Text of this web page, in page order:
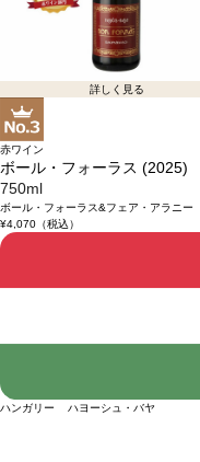
詳しく見る
赤ワイン
ボール・フォーラス (2025)
750ml
ボール・フォーラス&フェア・アラニー
¥4,070（税込）
ハンガリー ハヨーシュ・バヤ